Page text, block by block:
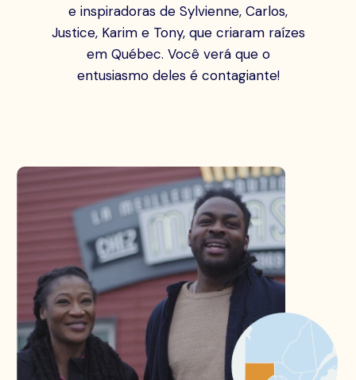
e inspiradoras de Sylvienne, Carlos,
Justice, Karim e Tony, que criaram raízes
em Québec. Você verá que o
entusiasmo deles é contagiante!